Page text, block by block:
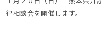
律相談会を開催します。